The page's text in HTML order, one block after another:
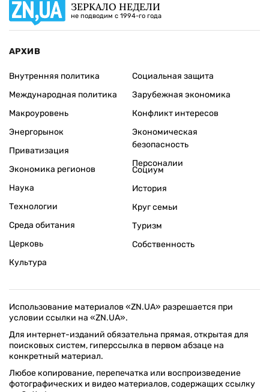
ЗЕРКАЛО НЕДЕЛИ
не подводим с 1994-го года
АРХИВ
Внутренняя политика
Международная политика
Макроуровень
Энергорынок
Приватизация
Экономика регионов
Социальная защита
Зарубежная экономика
Конфликт интересов
Экономическая
безопасность
Персоналии
Наука
Технологии
Среда обитания
Церковь
Культура
Социум
История
Круг семьи
Туризм
Собственность
Использование материалов «ZN.UA» разрешается при
условии ссылки на «ZN.UA».
Для интернет-изданий обязательна прямая, открытая для
поисковых систем, гиперссылка в первом абзаце на
конкретный материал.
Любое копирование, перепечатка или воспроизведение
фотографических и видео материалов, содержащих ссылку